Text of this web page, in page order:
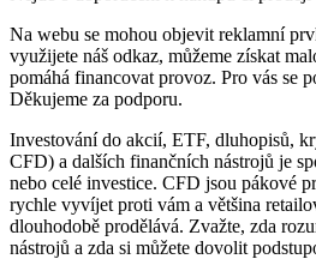
Na webu se mohou objevit reklamní
využijete náš odkaz, můžeme získat
pomáhá financovat provoz. Pro vás se
Děkujeme za podporu.
Investování do akcií, ETF, dluhopisů,
CFD) a dalších finančních nástrojů je
nebo celé investice. CFD jsou pákové
rychle vyvíjet proti vám a většina
dlouhodobě prodělává. Zvažte, zda
nástrojů a zda si můžete dovolit